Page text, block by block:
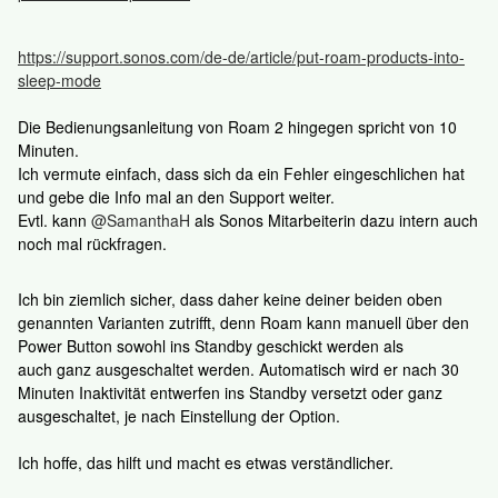
https://support.sonos.com/de-de/article/put-roam-products-into-
sleep-mode
Die Bedienungsanleitung von Roam 2 hingegen spricht von 10
Minuten.
Ich vermute einfach, dass sich da ein Fehler eingeschlichen hat
und gebe die Info mal an den Support weiter.
Evtl. kann ​ @SamanthaH als Sonos Mitarbeiterin dazu intern auch
noch mal rückfragen.
Ich bin ziemlich sicher, dass daher keine deiner beiden oben
genannten Varianten zutrifft, denn Roam kann manuell über den
Power Button sowohl ins Standby geschickt werden als
auch ganz ausgeschaltet werden. Automatisch wird er nach 30
Minuten Inaktivität entwerfen ins Standby versetzt oder ganz
ausgeschaltet, je nach Einstellung der Option.
Ich hoffe, das hilft und macht es etwas verständlicher.